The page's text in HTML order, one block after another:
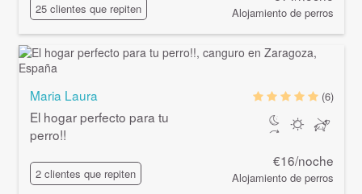
25 clientes que repiten Alojamiento de perros
Maria Laura
El hogar perfecto para tu
perro!!
2 clientes que repiten
(6)
€16/noche
Alojamiento de perros